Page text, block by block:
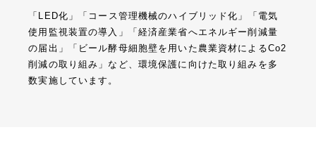
「LED化」「コース管理機械のハイブリッド化」「電気
使用監視装置の導入」「経済産業省へエネルギー削減量
の届出」「ビール酵母細胞壁を用いた農業資材によるCo2
削減の取り組み」など、環境保護に向けた取り組みを多
数実施しています。